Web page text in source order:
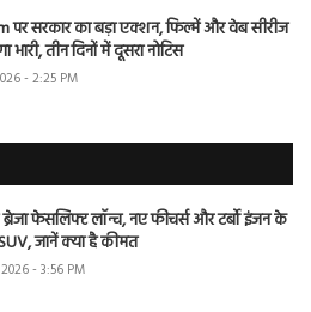
पर सरकार का बड़ा एक्शन, फिल्में और वेब सीरीज
भारी, तीन दिनों में दूसरा नोटिस
- 2:25 PM
ब्रेजा फेसलिफ्ट लॉन्च, नए फीचर्स और टर्बो इंजन के
जानें क्या है कीमत
- 3:56 PM